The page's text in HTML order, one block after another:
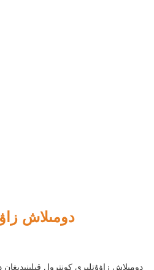
دومىلاش
دومىلاش زاۋۇتلىرى كونترول